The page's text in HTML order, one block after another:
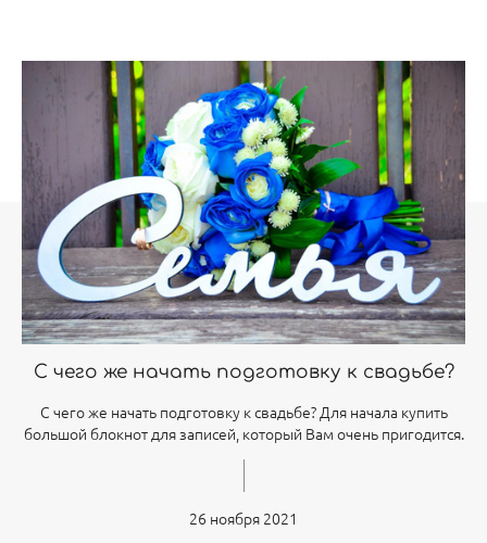
С чего же начать подготовку к свадьбе?
С чего же начать подготовку к свадьбе? Для начала купить
большой блокнот для записей, который Вам очень пригодится.
26 ноября 2021